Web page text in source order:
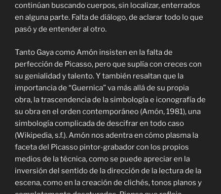
continúan buscando cuerpos, sin localizar, enterrados
en alguna parte. Falta de diálogo, de aclarar todo lo que
pasó y de entender al otro.
Tanto Gaya como Amón insisten en la falta de
perfección de Picasso, pero que suplía con creces con
su genialidad y talento. Y también resaltan que la
importancia de “Guernica” va más allá de su propia
obra, la trascendencia de la simbología e iconografía de
su obra en el orden contemporáneo (Amón, 1981), una
simbología complicada de descifrar en todo caso
(Wikipedia, s.f.). Amón nos adentra en cómo plasma la
faceta del Picasso pintor-grabador con los propios
medios de la técnica, como se puede apreciar en la
inversión del sentido de la dirección de la lectura de la
escena, como en la creación de clichés, tonos planos y